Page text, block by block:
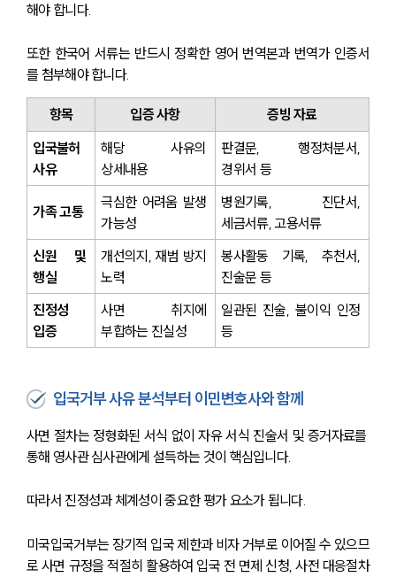
해야 합니다.
또한 한국어 서류는 반드시 정확한 영어 번역본과 번역가 인증서
를 첨부해야 합니다.
항목 입증 사항
증빙 자료
입국불허
사유
해당 사유의
상세내용
판결문, 행정처분서,
경위서 등
가족 고통
극심한 어려움 발생
가능성
병원기록, 진단서,
세금서류, 고용서류
신원 및
행실
개선의지, 재범 방지
노력
봉사활동 기록, 추천서,
진술문 등
진정성
입증
사면 취지에
부합하는 진실성
일관된 진술, 불이익 인정
등
입국거부 사유 분석부터 이민변호사와 함께
사면 절차는 정형화된 서식 없이 자유 서식 진술서 및 증거자료를
통해 영사관 심사관에게 설득하는 것이 핵심입니다.
따라서 진정성과 체계성이 중요한 평가 요소가 됩니다.
미국입국거부는 장기적 입국 제한과 비자 거부로 이어질 수 있으므
로 사면 규정을 적절히 활용하여 입국 전 면제 신청, 사전 대응절차